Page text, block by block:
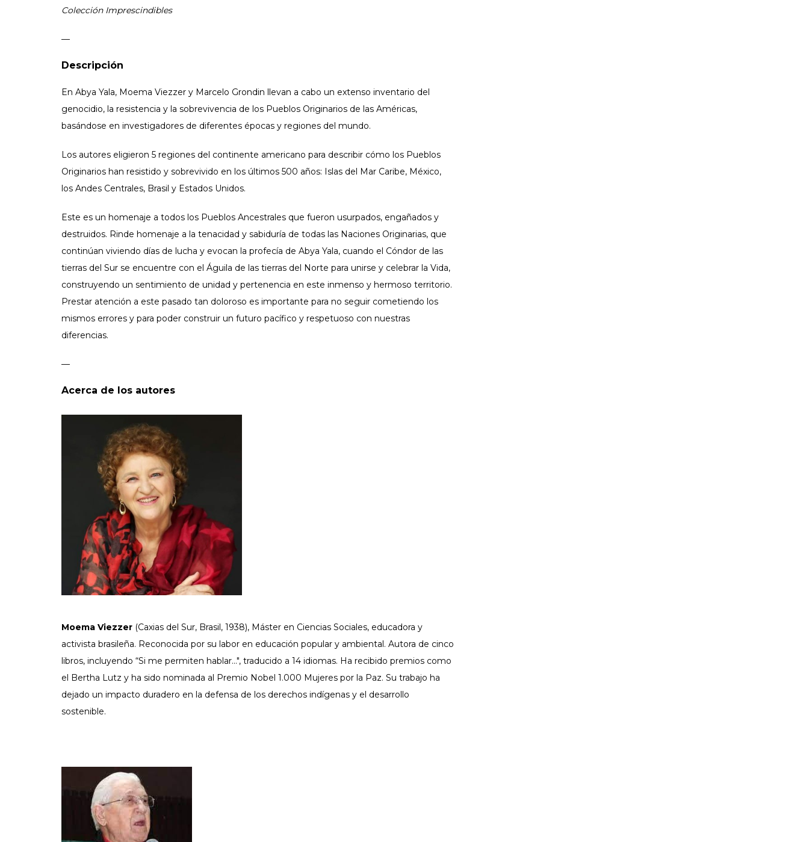
Colección Imprescindibles
—
Descripción
En Abya Yala, Moema Viezzer y Marcelo Grondin llevan a cabo un extenso inventario del
genocidio, la resistencia y la sobrevivencia de los Pueblos Originarios de las Américas,
basándose en investigadores de diferentes épocas y regiones del mundo.
Los autores eligieron 5 regiones del continente americano para describir cómo los Pueblos
Originarios han resistido y sobrevivido en los últimos 500 años: Islas del Mar Caribe, México,
los Andes Centrales, Brasil y Estados Unidos.
Este es un homenaje a todos los Pueblos Ancestrales que fueron usurpados, engañados y
destruidos. Rinde homenaje a la tenacidad y sabiduría de todas las Naciones Originarias, que
continúan viviendo días de lucha y evocan la profecía de Abya Yala, cuando el Cóndor de las
tierras del Sur se encuentre con el Águila de las tierras del Norte para unirse y celebrar la Vida,
construyendo un sentimiento de unidad y pertenencia en este inmenso y hermoso territorio.
Prestar atención a este pasado tan doloroso es importante para no seguir cometiendo los
mismos errores y para poder construir un futuro pacífico y respetuoso con nuestras
diferencias.
—
Acerca de los autores
Moema Viezzer (Caxias del Sur, Brasil, 1938), Máster en Ciencias Sociales, educadora y
activista brasileña. Reconocida por su labor en educación popular y ambiental. Autora de cinco
libros, incluyendo “Si me permiten hablar...", traducido a 14 idiomas. Ha recibido premios como
el Bertha Lutz y ha sido nominada al Premio Nobel 1.000 Mujeres por la Paz. Su trabajo ha
dejado un impacto duradero en la defensa de los derechos indígenas y el desarrollo
sostenible.